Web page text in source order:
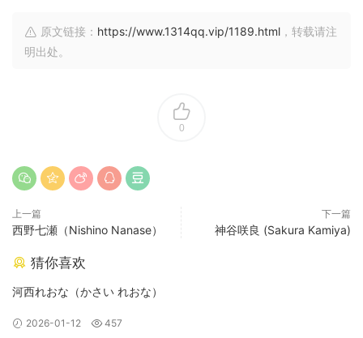
原文链接： https://www.1314qq.vip/1189.html ，转载请注
明出处。
0
上一篇
西野七瀬（Nishino Nanase）
下一篇
神谷咲良 (Sakura Kamiya)
猜你喜欢
河西れおな（かさい れおな）
2026-01-12 457